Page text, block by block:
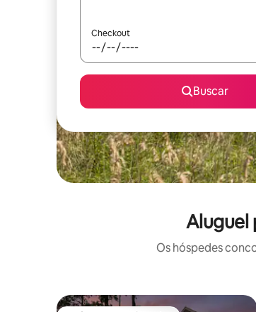
Checkout
Buscar
Aluguel
Os hóspedes